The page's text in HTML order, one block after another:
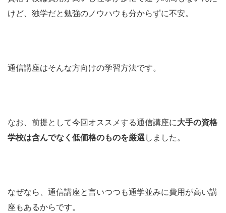
けど、独学だと勉強のノウハウも分からずに不安。
通信講座はそんな方向けの学習方法です。
なお、前提として今回オススメする通信講座に大手の資格
学校は含んでなく低価格のものを厳選 しました。
なぜなら、通信講座と言いつつも通学並みに費用が高い講
座もあるからです。